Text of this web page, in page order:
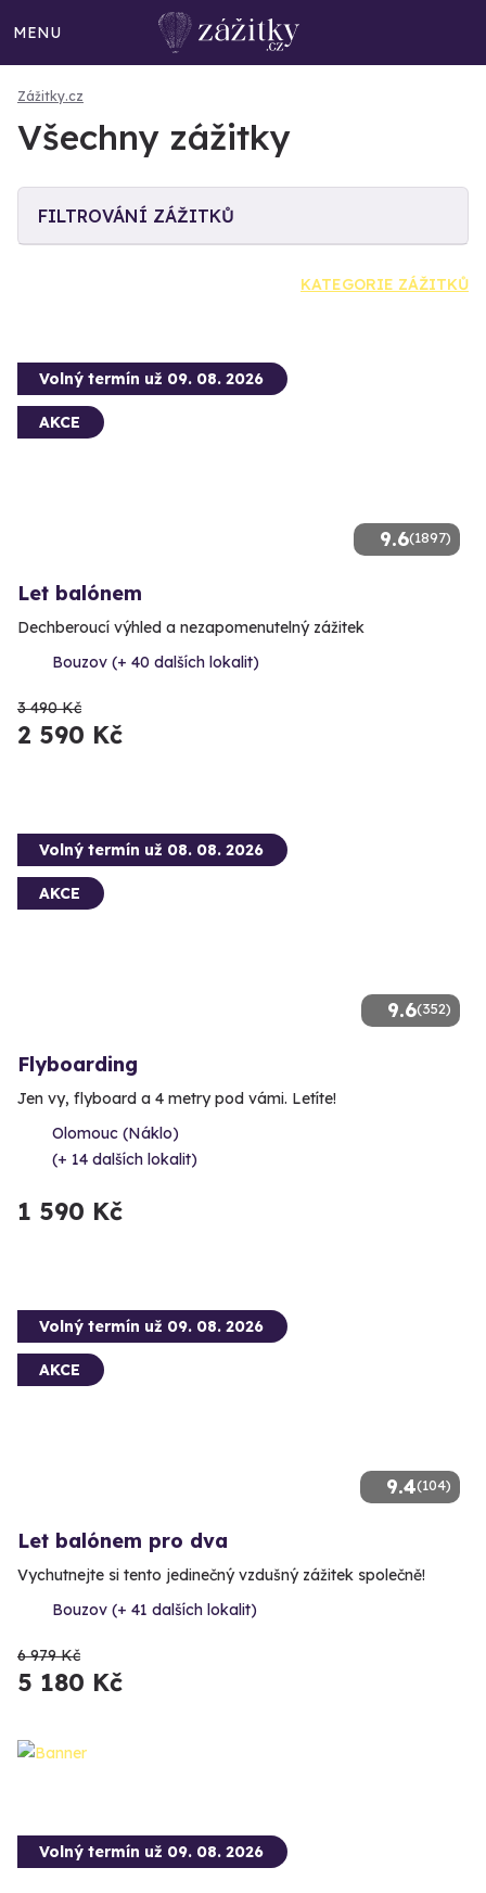
MENU
Zážitky.cz
Všechny zážitky
FILTROVÁNÍ ZÁŽITKŮ
KATEGORIE ZÁŽITKŮ
9.6(1897)
Volný termín už 09. 08. 2026
AKCE
Let balónem
Dechberoucí výhled a nezapomenutelný zážitek
Bouzov (+ 40 dalších lokalit)
3 490 Kč
2 590 Kč
9.6(352)
Volný termín už 08. 08. 2026
AKCE
Flyboarding
Jen vy, flyboard a 4 metry pod vámi. Letíte!
Olomouc (Náklo)
(+ 14 dalších lokalit)
1 590 Kč
9.4(104)
Volný termín už 09. 08. 2026
AKCE
Let balónem pro dva
Vychutnejte si tento jedinečný vzdušný zážitek společně!
Bouzov (+ 41 dalších lokalit)
6 979 Kč
5 180 Kč
Volný termín už 09. 08. 2026